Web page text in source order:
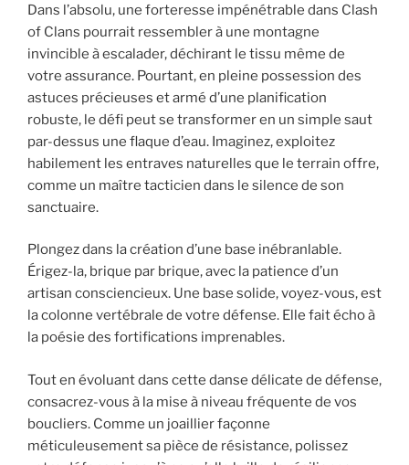
Dans l’absolu, une forteresse impénétrable dans Clash
of Clans pourrait ressembler à une montagne
invincible à escalader, déchirant le tissu même de
votre assurance. Pourtant, en pleine possession des
astuces précieuses et armé d’une planification
robuste, le défi peut se transformer en un simple saut
par-dessus une flaque d’eau. Imaginez, exploitez
habilement les entraves naturelles que le terrain offre,
comme un maître tacticien dans le silence de son
sanctuaire.
Plongez dans la création d’une base inébranlable.
Érigez-la, brique par brique, avec la patience d’un
artisan consciencieux. Une base solide, voyez-vous, est
la colonne vertébrale de votre défense. Elle fait écho à
la poésie des fortifications imprenables.
Tout en évoluant dans cette danse délicate de défense,
consacrez-vous à la mise à niveau fréquente de vos
boucliers. Comme un joaillier façonne
méticuleusement sa pièce de résistance, polissez